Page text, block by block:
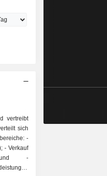
vertreibt
sich
-
und -